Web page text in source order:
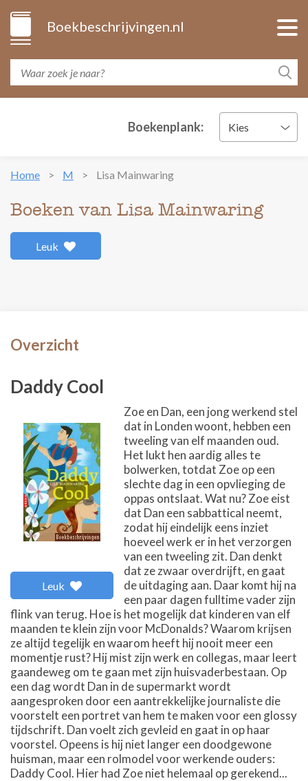
Boekbeschrijvingen.nl
Boekenplank: Kies
Home M Lisa Mainwaring
Boeken van Lisa Mainwaring
Leuk
Overzicht
Daddy Cool
Leuk
Zoe en Dan, een jong werkend stel
dat in Londen woont, hebben een
tweeling van elf maanden oud.
Het lukt hen aardig alles te
bolwerken, totdat Zoe op een
slechte dag in een opvlieging de
oppas ontslaat. Wat nu? Zoe eist
dat Dan een sabbattical neemt,
zodat hij eindelijk eens inziet
hoeveel werk er in het verzorgen
van een tweeling zit. Dan denkt
dat ze zwaar overdrijft, en gaat
de uitdaging aan. Daar komt hij na
een paar dagen fulltime vader zijn
flink van terug. Hoe is het mogelijk dat kinderen van elf
maanden te klein zijn voor McDonalds? Waarom krijsen
ze altijd tegelijk en waarom heeft hij nooit meer een
momentje rust? Hij mist zijn werk en collegas, maar leert
gaandeweg om te gaan met zijn huisvaderbestaan. Op
een dag wordt Dan in de supermarkt wordt
aangesproken door een aantrekkelijke journaliste die
voorstelt een portret van hem te maken voor een glossy
tijdschrift. Dan voelt zich gevleid en gaat in op haar
voorstel. Opeens is hij niet langer een doodgewone
huisman, maar een rolmodel voor werkende ouders:
Daddy Cool. Hier had Zoe niet helemaal op gerekend...